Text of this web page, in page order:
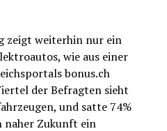
97
Momente steht
🌟
womöglich reparieren.
in der
sich 2024 sehen:
inzwischen züchten
vieler reifer Eizellen.
eine wachsende Rolle bei
KI beispielsweise
zeigt weiterhin nur ein
wie aus einer
bonus.ch
der Befragten sieht
und satte 74%
naher Zukunft ein